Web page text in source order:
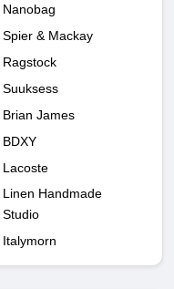
Nanobag
Spier & Mackay
Ragstock
Suuksess
Brian James
BDXY
Lacoste
Linen Handmade
Studio
Italymorn